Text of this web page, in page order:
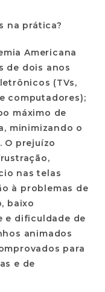
na prática?
Americana
de dois anos
(TVs,
computadores);
máximo de
, minimizando o
O prejuízo
nas telas
à problemas de
baixo
e dificuldade de
animados
para
e de